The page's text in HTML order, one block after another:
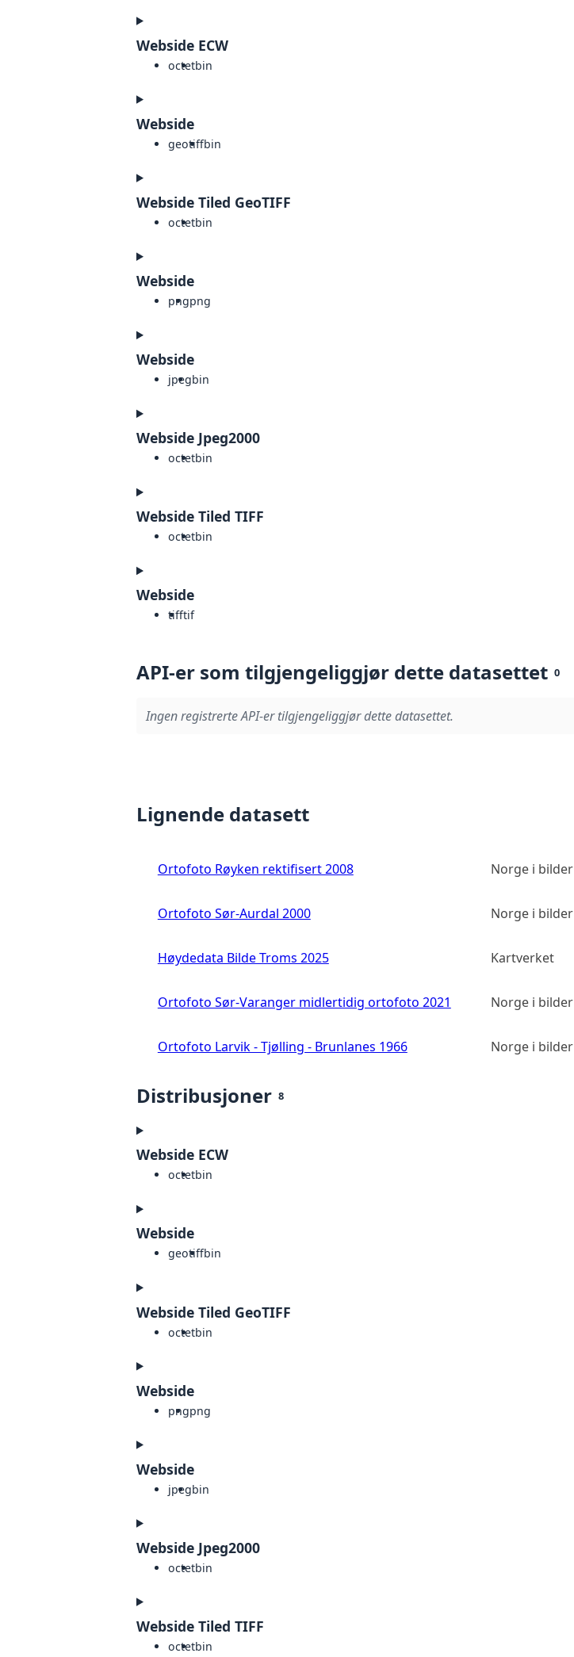
Webside ECW
octetbin
Webside
geotiffbin
Webside Tiled GeoTIFF
octetbin
Webside
pngpng
Webside
jpegbin
Webside Jpeg2000
octetbin
Webside Tiled TIFF
octetbin
Webside
tifftif
API-er som tilgjengeliggjør dette datasettet 0
Ingen registrerte API-er tilgjengeliggjør dette datasettet.
Lignende datasett
Ortofoto Røyken rektifisert 2008 Norge i bilder
Ortofoto Sør-Aurdal 2000 Norge i bilder
Høydedata Bilde Troms 2025 Kartverket
Ortofoto Sør-Varanger midlertidig ortofoto 2021 Norge i bilder
Ortofoto Larvik - Tjølling - Brunlanes 1966 Norge i bilder
Distribusjoner 8
Webside ECW
octetbin
Webside
geotiffbin
Webside Tiled GeoTIFF
octetbin
Webside
pngpng
Webside
jpegbin
Webside Jpeg2000
octetbin
Webside Tiled TIFF
octetbin